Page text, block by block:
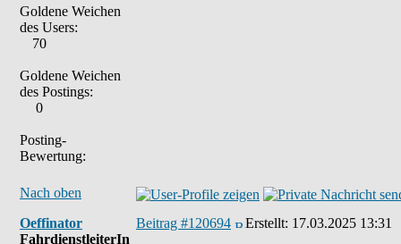
Goldene Weichen
des Users:
70
Goldene Weichen
des Postings:
0
Posting-
Bewertung:
Nach oben
Oeffinator
FahrdienstleiterIn
Beitrag #120694 Erstellt: 17.03.2025 13:31